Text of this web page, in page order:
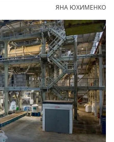
ЯНА ЮХИМЕНКО